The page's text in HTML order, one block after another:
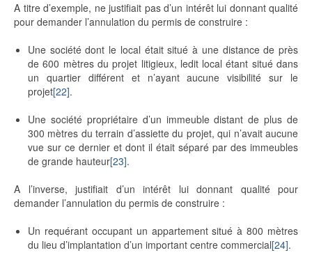
A titre d’exemple, ne justifiait pas d’un intérêt lui donnant qualité
pour demander l’annulation du permis de construire :
Une société dont le local était situé à une distance de près
de 600 mètres du projet litigieux, ledit local étant situé dans
un quartier différent et n’ayant aucune visibilité sur le
projet[22].
Une société propriétaire d’un immeuble distant de plus de
300 mètres du terrain d’assiette du projet, qui n’avait aucune
vue sur ce dernier et dont il était séparé par des immeubles
de grande hauteur[23].
A l’inverse, justifiait d’un intérêt lui donnant qualité pour
demander l’annulation du permis de construire :
Un requérant occupant un appartement situé à 800 mètres
du lieu d’implantation d’un important centre commercial[24].